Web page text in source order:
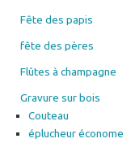
Fête des papis
fête des pères
Flûtes à champagne
Gravure sur bois
Couteau
éplucheur économe